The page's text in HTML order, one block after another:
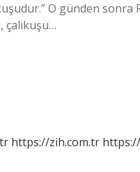
O günden sonra
çalıkuşu…
https://zih.com.tr